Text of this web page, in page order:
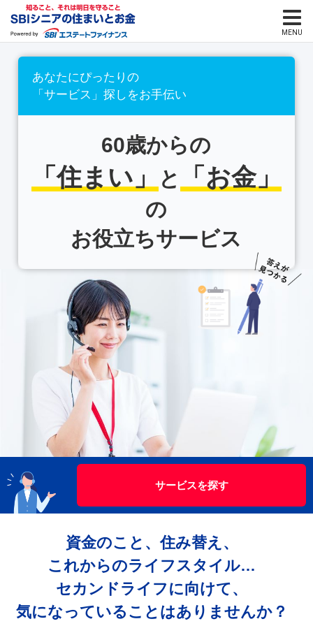
あなたにぴったりの
「サービス」探しをお手伝い
60歳からの
「住まい」 と 「お金」
の
お役立ちサービス
サービスを探す
資金のこと、住み替え、
これからのライフスタイル…
セカンドライフに向けて、
気になっていることはありませんか？